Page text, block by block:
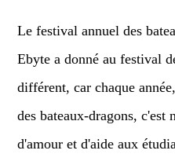
Le festival annuel des
Ebyte a donné au festival
différent, car chaque
des bateaux-dragons, c'est
d'amour et d'aide aux